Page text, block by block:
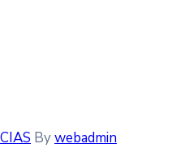
Bywebadmin